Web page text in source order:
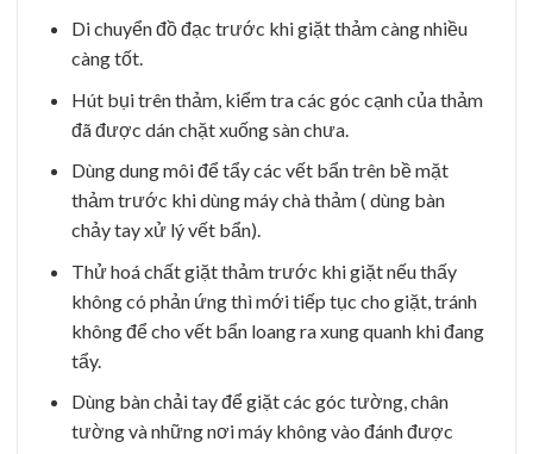
Di chuyển đồ đạc trước khi giặt thảm càng nhiều
càng tốt.
Hút bụi trên thảm, kiểm tra các góc cạnh của thảm
đã được dán chặt xuống sàn chưa.
Dùng dung môi để tẩy các vết bẩn trên bề mặt
thảm trước khi dùng máy chà thảm ( dùng bàn
chảy tay xử lý vết bẩn).
Thử hoá chất giặt thảm trước khi giặt nếu thấy
không có phản ứng thì mới tiếp tục cho giặt, tránh
không để cho vết bẩn loang ra xung quanh khi đang
tẩy.
Dùng bàn chải tay để giặt các góc tường, chân
tường và những nơi máy không vào đánh được